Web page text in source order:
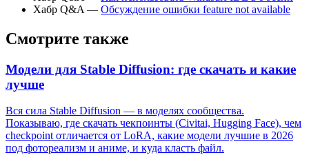
Хабр Q&A — Обсуждение ошибки feature not available
Смотрите также
Модели для Stable Diffusion: где скачать и какие
лучше
Вся сила Stable Diffusion — в моделях сообщества.
Показываю, где скачать чекпоинты (Civitai, Hugging Face), чем
checkpoint отличается от LoRA, какие модели лучшие в 2026
под фотореализм и аниме, и куда класть файл.